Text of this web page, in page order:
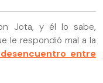
Jota, y él lo sabe,
le respondió mal a la
entre